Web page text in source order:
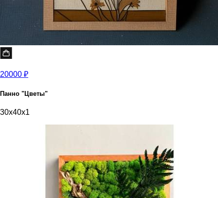
20000 ₽
Панно "Цветы"
30x40x1